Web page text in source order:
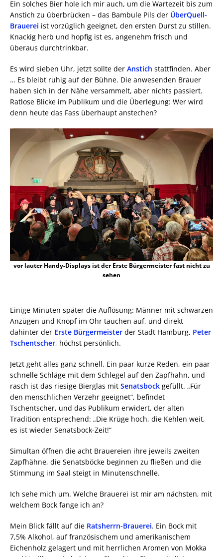
Ein solches Bier hole ich mir auch, um die Wartezeit bis zum
Anstich zu überbrücken – das Bambule Pils der ÜberQuell-
Brauerei ist vorzüglich geeignet, den ersten Durst zu stillen.
Knackig herb und hopfig ist es, angenehm frisch und
überaus durchtrinkbar.
Es wird sieben Uhr, jetzt sollte der Anstich stattfinden. Aber
… Es bleibt ruhig auf der Bühne. Die anwesenden Brauer
haben sich in der Nähe versammelt, aber nichts passiert.
Ratlose Blicke im Publikum und die Überlegung: Wer wird
denn heute das Fass überhaupt anstechen?
vor lauter Handy-Displays ist der Erste Bürgermeister fast nicht zu
sehen
Einige Minuten später die Auflösung: Männer mit schwarzen
Anzügen und Knopf im Ohr tauchen auf, und direkt
dahinter der Erste Bürgermeister der Stadt Hamburg, Peter
Tschentscher, höchst persönlich.
Jetzt geht alles ganz schnell. Ein paar kurze Reden, ein paar
schnelle Schläge mit dem Schlegel auf den Zapfhahn, und
rasch ist das riesige Bierglas mit Senatsbock gefüllt. „Für
den menschlichen Verzehr geeignet“, befindet
Tschentscher, und das Publikum erwidert, der alten
Tradition entsprechend: „Die Krüge hoch, die Kehlen weit,
es ist wieder Senatsbock-Zeit!“
Simultan öffnen die acht Brauereien ihre jeweils zweiten
Zapfhähne, die Senatsböcke beginnen zu fließen und die
Stimmung im Saal steigt in Minutenschnelle.
Ich sehe mich um. Welche Brauerei ist mir am nächsten, mit
welchem Bock fange ich an?
Mein Blick fällt auf die Ratsherrn-Brauerei. Ein Bock mit
7,5% Alkohol, auf französischem und amerikanischem
Eichenholz gelagert und mit herrlichen Aromen von Mokka